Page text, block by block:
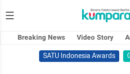
Breaking News Video Story
SATU Indonesia Awards